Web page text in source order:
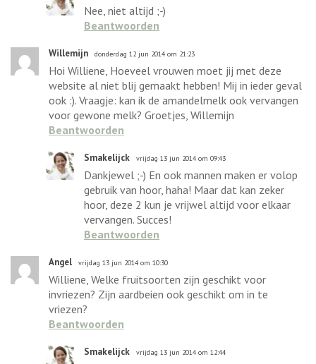
Nee, niet altijd ;-)
Beantwoorden
Willemijn donderdag 12 jun 2014 om 21:23
Hoi Williene, Hoeveel vrouwen moet jij met deze
website al niet blij gemaakt hebben! Mij in ieder geval
ook :). Vraagje: kan ik de amandelmelk ook vervangen
voor gewone melk? Groetjes, Willemijn
Beantwoorden
Smakelijck vrijdag 13 jun 2014 om 09:43
Dankjewel ;-) En ook mannen maken er volop
gebruik van hoor, haha! Maar dat kan zeker
hoor, deze 2 kun je vrijwel altijd voor elkaar
vervangen. Succes!
Beantwoorden
Angel vrijdag 13 jun 2014 om 10:30
Williene, Welke fruitsoorten zijn geschikt voor
invriezen? Zijn aardbeien ook geschikt om in te
vriezen?
Beantwoorden
Smakelijck vrijdag 13 jun 2014 om 12:44